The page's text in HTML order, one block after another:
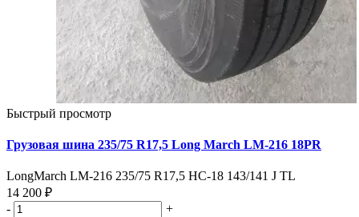
Быстрый просмотр
Грузовая шина 235/75 R17,5 Long March LM-216 18PR
LongMarch LM-216 235/75 R17,5 HC-18 143/141 J TL
14 200 ₽
-
+